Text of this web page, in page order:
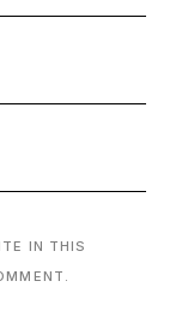
IN THIS